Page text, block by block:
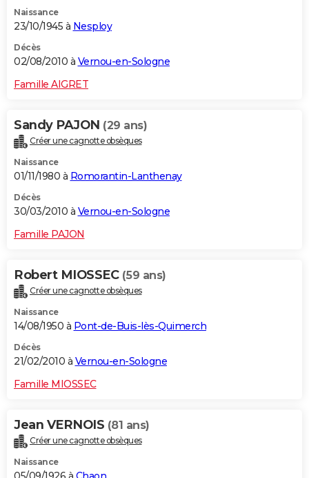
Naissance
23/10/1945 à Nesploy
Décès
02/08/2010 à Vernou-en-Sologne
Famille AIGRET
Sandy PAJON (29 ans)
Créer une cagnotte obsèques
Naissance
01/11/1980 à Romorantin-Lanthenay
Décès
30/03/2010 à Vernou-en-Sologne
Famille PAJON
Robert MIOSSEC (59 ans)
Créer une cagnotte obsèques
Naissance
14/08/1950 à Pont-de-Buis-lès-Quimerch
Décès
21/02/2010 à Vernou-en-Sologne
Famille MIOSSEC
Jean VERNOIS (81 ans)
Créer une cagnotte obsèques
Naissance